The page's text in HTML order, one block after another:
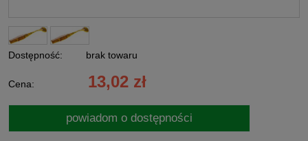
Dostępność: brak towaru
Cena: 13,02 zł
powiadom o dostępności